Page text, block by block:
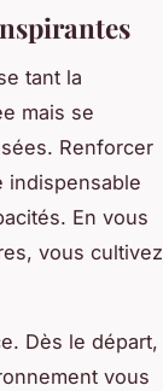
tant la
mais se
Renforcer
indispensable
En vous
vous cultivez
Dès le départ,
vous